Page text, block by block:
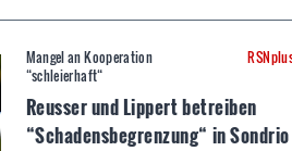
Mangel an Kooperation
“schleierhaft“
Reusser und Lippert betreiben
“Schadensbegrenzung“ in Sondrio